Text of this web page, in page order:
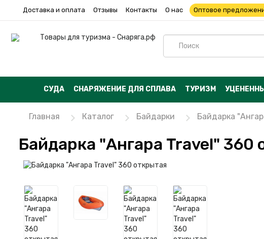
Доставка и оплата Отзывы Контакты О нас Оптовое
СУДА СНАРЯЖЕНИЕ ДЛЯ СПЛАВА ТУРИЗМ
Главная Каталог Байдарки Байдарка
Байдарка "Ангара Travel" 360